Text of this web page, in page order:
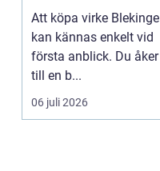
byggprojekt
Att köpa virke Blekinge
kan kännas enkelt vid
första anblick. Du åker
till en b...
06 juli 2026